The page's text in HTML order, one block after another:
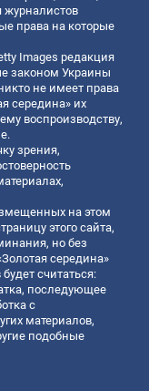
журналистов
права на которые
Images редакция
законом Украины
не имеет права
середина» их
воспроизводству,
зрения,
на этом
этого сайта,
но без
середина»
считаться:
последующее
с
материалов,
подобные